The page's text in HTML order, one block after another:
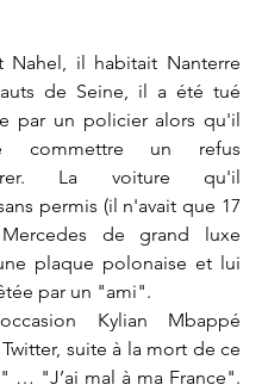
Nahel, il habitait Nanterre
de Seine, il a été tué
par un policier alors qu'il
commettre un refus
La voiture qu'il
permis (il n'avait que 17
de grand luxe
plaque polonaise et lui
par un "ami".
Kylian Mbappé
suite à la mort de ce
… "J’ai mal à ma France".